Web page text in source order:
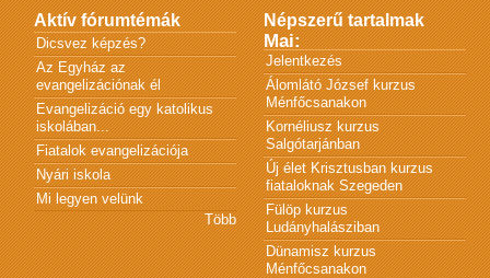
Aktív fórumtémák
Dicsvez képzés?
Az Egyház az
evangelizációnak él
Evangelizáció egy katolikus
iskolában...
Fiatalok evangelizációja
Nyári iskola
Mi legyen velünk
Több
Népszerű tartalmak
Mai:
Jelentkezés
Álomlátó József kurzus
Ménfőcsanakon
Kornéliusz kurzus
Salgótarjánban
Új élet Krisztusban kurzus
fiataloknak Szegeden
Fülöp kurzus
Ludányhalásziban
Dünamisz kurzus
Ménfőcsanakon